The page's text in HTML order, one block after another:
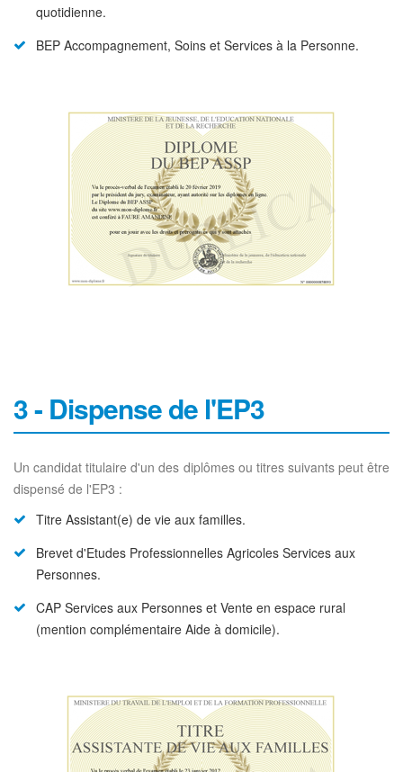
quotidienne.
BEP Accompagnement, Soins et Services à la Personne.
3 - Dispense de l'EP3
Un candidat titulaire d'un des diplômes ou titres suivants peut être
dispensé de l'EP3 :
Titre Assistant(e) de vie aux familles.
Brevet d'Etudes Professionnelles Agricoles Services aux
Personnes.
CAP Services aux Personnes et Vente en espace rural
(mention complémentaire Aide à domicile).